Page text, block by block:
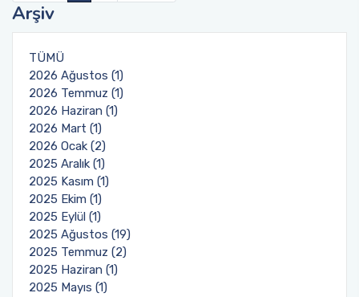
Arşiv
TÜMÜ
2026 Ağustos (1)
2026 Temmuz (1)
2026 Haziran (1)
2026 Mart (1)
2026 Ocak (2)
2025 Aralık (1)
2025 Kasım (1)
2025 Ekim (1)
2025 Eylül (1)
2025 Ağustos (19)
2025 Temmuz (2)
2025 Haziran (1)
2025 Mayıs (1)